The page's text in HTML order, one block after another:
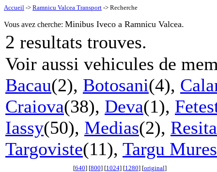
Accueil -> Ramnicu Valcea Transport -> Recherche
Vous avez cherche: Minibus Iveco a Ramnicu Valcea.
2 resultats trouves.
Voir aussi vehicules de
Bacau(2), Botosani(4),
Craiova(38), Deva(1),
Iassy(50), Medias(2), Resita
Targoviste(11), Targu Mures
[640] [800] [1024] [1280] [original]